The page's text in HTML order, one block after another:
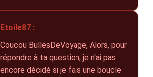
Etoile87 :
Coucou BullesDeVoyage, Alors, pour
répondre à ta question, je n'ai pas
encore décidé si je fais une boucle